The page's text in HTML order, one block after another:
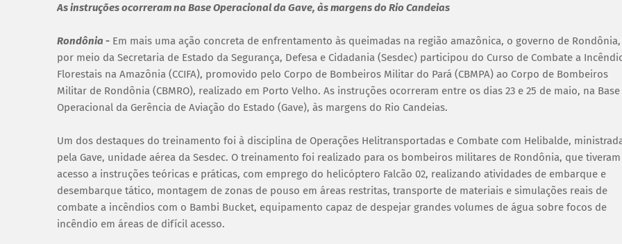
As instruções ocorreram na Base Operacional da Gave, às margens do Rio Candeias
Rondônia - Em mais uma ação concreta de enfrentamento às queimadas na região amazônica, o governo de Rondônia,
por meio da Secretaria de Estado da Segurança, Defesa e Cidadania (Sesdec) participou do Curso de Combate a
Florestais na Amazônia (CCIFA), promovido pelo Corpo de Bombeiros Militar do Pará (CBMPA) ao Corpo de Bombeiros
Militar de Rondônia (CBMRO), realizado em Porto Velho. As instruções ocorreram entre os dias 23 e 25 de maio, na Base
Operacional da Gerência de Aviação do Estado (Gave), às margens do Rio Candeias.
Um dos destaques do treinamento foi à disciplina de Operações Helitransportadas e Combate com Helibalde,
pela Gave, unidade aérea da Sesdec. O treinamento foi realizado para os bombeiros militares de Rondônia, que tiveram
acesso a instruções teóricas e práticas, com emprego do helicóptero Falcão 02, realizando atividades de embarque e
desembarque tático, montagem de zonas de pouso em áreas restritas, transporte de materiais e simulações reais de
combate a incêndios com o Bambi Bucket, equipamento capaz de despejar grandes volumes de água sobre focos de
incêndio em áreas de difícil acesso.